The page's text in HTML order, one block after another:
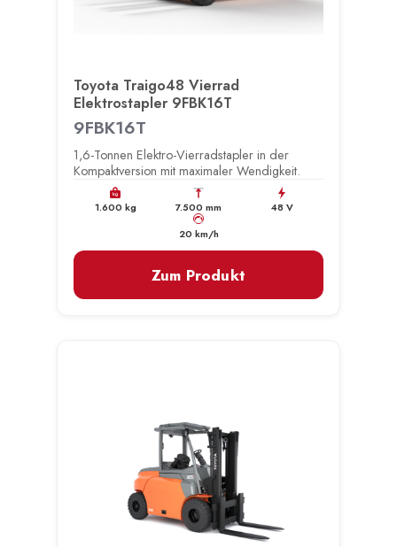
Toyota Traigo48 Vierrad
Elektrostapler 9FBK16T
9FBK16T
1,6-Tonnen Elektro-Vierradstapler in der
Kompaktversion mit maximaler Wendigkeit.
kg
1.600 kg 7.500 mm 48 V
km/h
20 km/h
Zum Produkt